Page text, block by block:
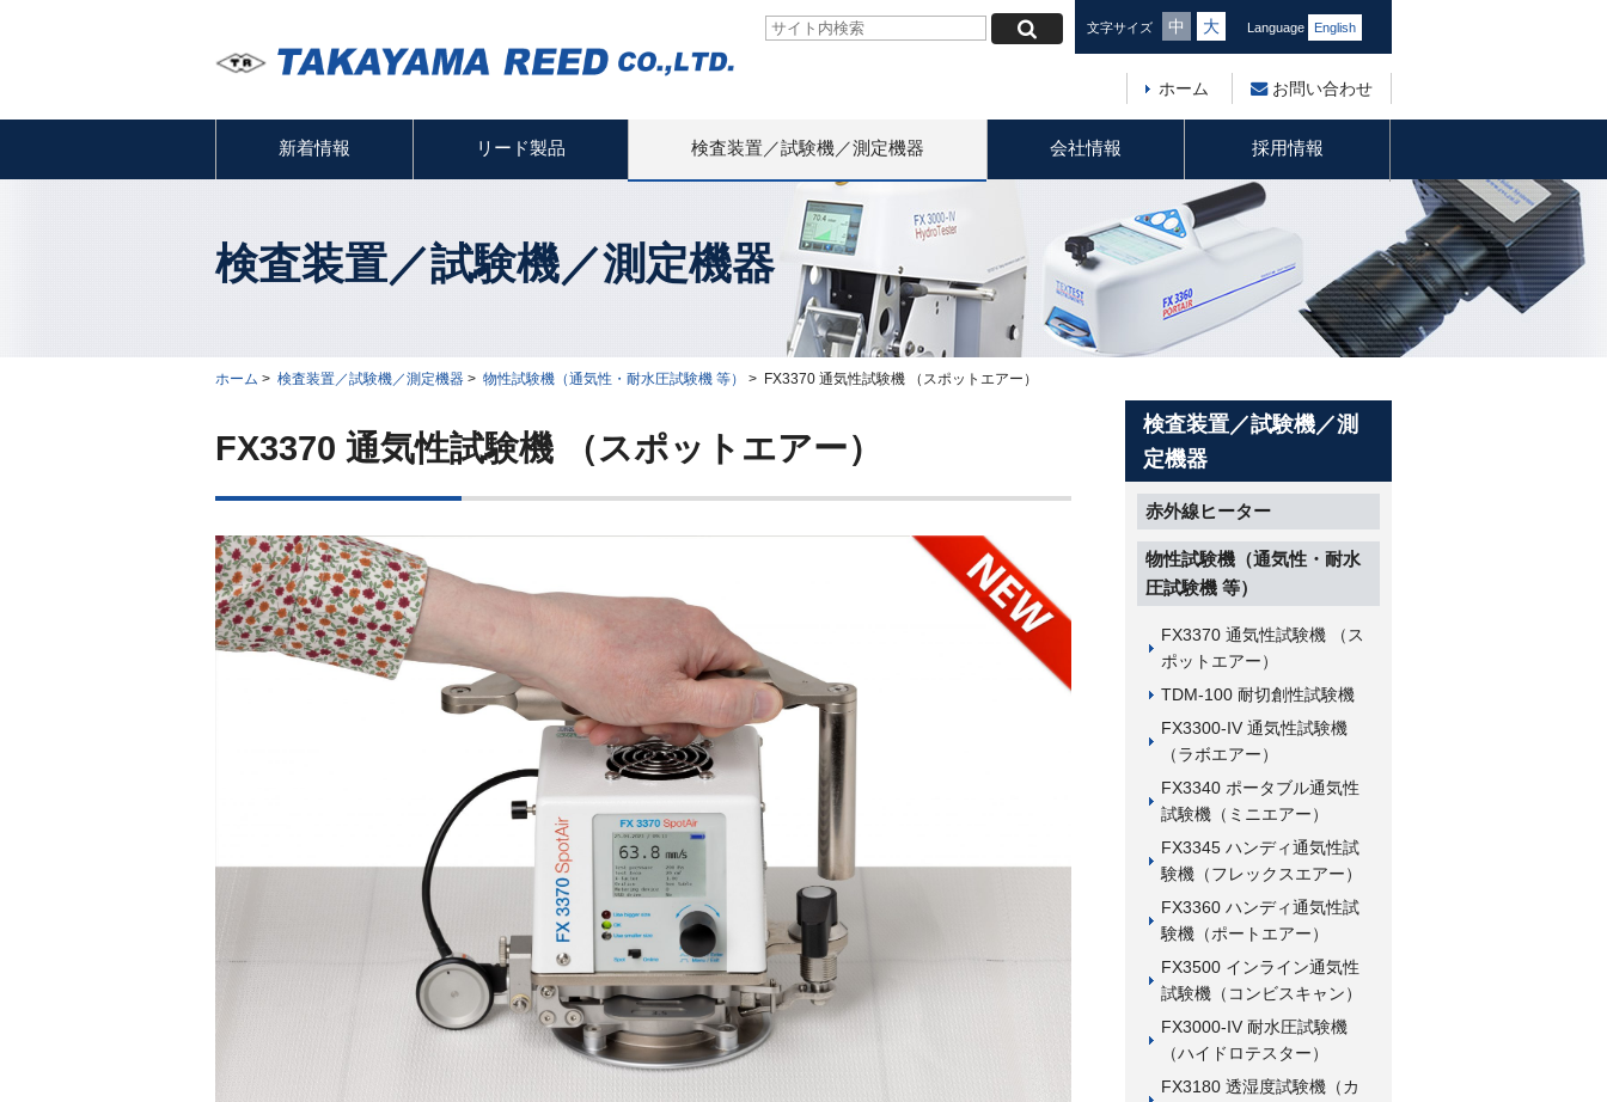
文字サイズ 中 大 Language English
ホーム お問い合わせ
新着情報 リード製品 検査装置／試験機／測定機器 会社情報 採用情報
検査装置／試験機／測定機器
ホーム > 検査装置／試験機／測定機器 > 物性試験機（通気性・耐水圧試験機 等） > FX3370 通気性試験機 （スポットエアー）
FX3370 通気性試験機 （スポットエアー）
検査装置／試験機／測
定機器
赤外線ヒーター
物性試験機（通気性・耐水
圧試験機 等）
FX3370 通気性試験機 （ス
ポットエアー）
TDM-100 耐切創性試験機
FX3300-IV 通気性試験機
（ラボエアー）
FX3340 ポータブル通気性
試験機（ミニエアー）
FX3345 ハンディ通気性試
験機（フレックスエアー）
FX3360 ハンディ通気性試
験機（ポートエアー）
FX3500 インライン通気性
試験機（コンビスキャン）
FX3000-IV 耐水圧試験機
（ハイドロテスター）
FX3180 透湿度試験機（カ